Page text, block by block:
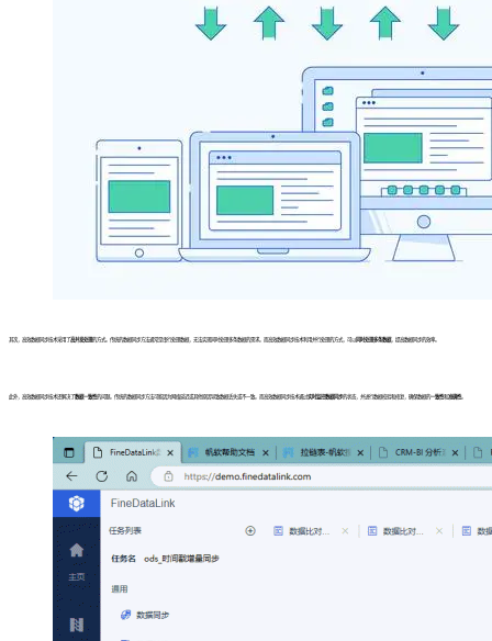
其次，高效数据同步技术采用了高并发处理 的方式。传统的数据同步方法通常是串行处理数据，无法实现同时处理多条数据的需求。而高效数据同步技术利用并行处理的方式，可以 同时处理多条数据，提高数据同步的效率。
此外，高效数据同步技术还解决了 数据一致性的问题。传统的数据同步方法可能因为网络延迟或其他原因导致数据丢失或不一致。而高效数据同步技术通过实时监控数据同步 的状态，并进行数据校验和修复，确保数据的 一致性 和 准确性